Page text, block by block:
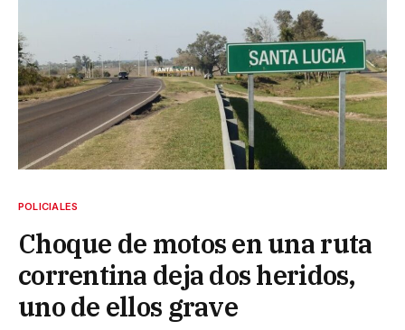
POLICIALES
Choque de motos en una ruta
correntina deja dos heridos,
uno de ellos grave